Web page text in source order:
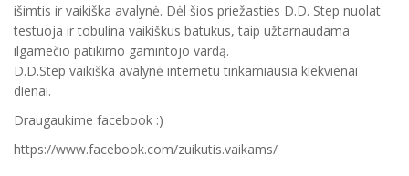
išimtis ir vaikiška avalynė. Dėl šios priežasties D.D. Step nuolat
testuoja ir tobulina vaikiškus batukus, taip užtarnaudama
ilgamečio patikimo gamintojo vardą.
D.D.Step vaikiška avalynė internetu tinkamiausia kiekvienai
dienai.
Draugaukime facebook :)
https://www.facebook.com/zuikutis.vaikams/